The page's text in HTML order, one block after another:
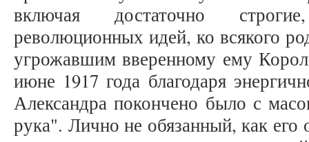
включая достаточно
революционных идей, ко всякого
угрожавшим вверенному ему
июне 1917 года благодаря
Александра покончено было с
рука". Лично не обязанный, как